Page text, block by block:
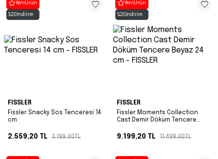
Yeni Ürün
%20 İndirim
FISSLER
Fissler Snacky Sos Tenceresi 14
cm
2.559,20 TL 3.199,00TL
Yeni Ürün
%20 İndirim
FISSLER
Fissler Moments Collection
Cast Demir Döküm Tencere
9.199,20 TL 11.499,00TL